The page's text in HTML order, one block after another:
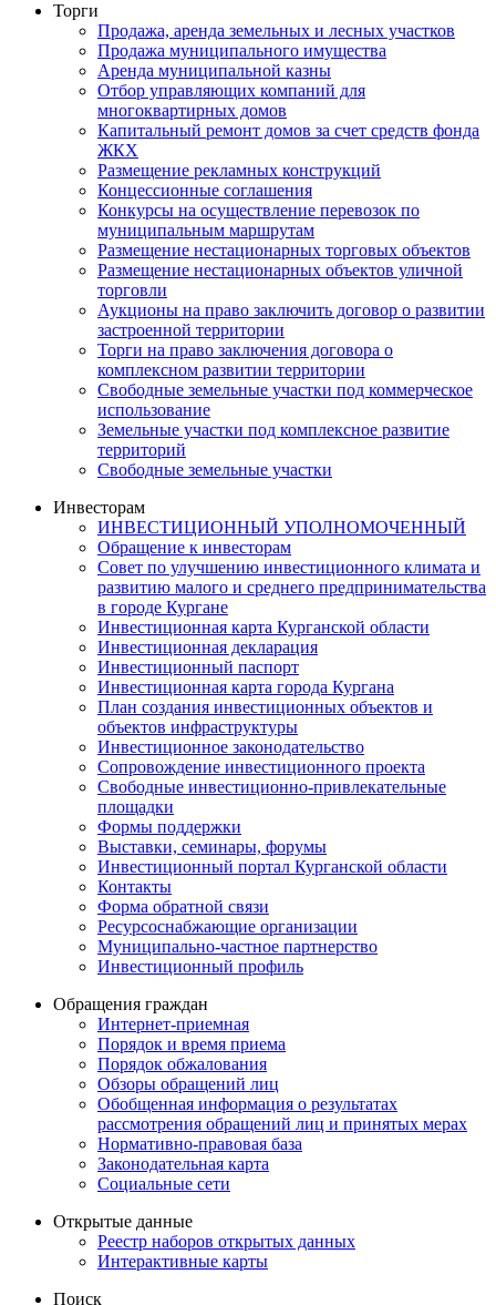
Торги
Продажа, аренда земельных и лесных участков
Продажа муниципального имущества
Аренда муниципальной казны
Отбор управляющих компаний для
многоквартирных домов
Капитальный ремонт домов за счет средств фонда
ЖКХ
Размещение рекламных конструкций
Концессионные соглашения
Конкурсы на осуществление перевозок по
муниципальным маршрутам
Размещение нестационарных торговых объектов
Размещение нестационарных объектов уличной
торговли
Аукционы на право заключить договор о развитии
застроенной территории
Торги на право заключения договора о
комплексном развитии территории
Свободные земельные участки под коммерческое
использование
Земельные участки под комплексное развитие
территорий
Свободные земельные участки
Инвесторам
ИНВЕСТИЦИОННЫЙ УПОЛНОМОЧЕННЫЙ
Обращение к инвесторам
Совет по улучшению инвестиционного климата и
развитию малого и среднего предпринимательства
в городе Кургане
Инвестиционная карта Курганской области
Инвестиционная декларация
Инвестиционный паспорт
Инвестиционная карта города Кургана
План создания инвестиционных объектов и
объектов инфраструктуры
Инвестиционное законодательство
Сопровождение инвестиционного проекта
Свободные инвестиционно-привлекательные
площадки
Формы поддержки
Выставки, семинары, форумы
Инвестиционный портал Курганской области
Контакты
Форма обратной связи
Ресурсоснабжающие организации
Муниципально-частное партнерство
Инвестиционный профиль
Обращения граждан
Интернет-приемная
Порядок и время приема
Порядок обжалования
Обзоры обращений лиц
Обобщенная информация о результатах
рассмотрения обращений лиц и принятых мерах
Нормативно-правовая база
Законодательная карта
Социальные сети
Открытые данные
Реестр наборов открытых данных
Интерактивные карты
Поиск